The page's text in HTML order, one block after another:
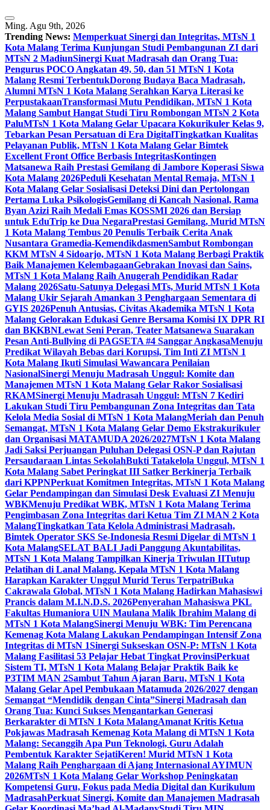
Ming. Agu 9th, 2026
Trending News: Memperkuat Sinergi dan Integritas, MTsN 1
Kota Malang Terima Kunjungan Studi Pembangunan ZI dari
MTsN 2 MadiunSinergi Kuat Madrasah dan Orang Tua:
Pengurus POCO Angkatan 49, 50, dan 51 MTsN 1 Kota
Malang Resmi TerbentukDorong Budaya Baca Madrasah,
Alumni MTsN 1 Kota Malang Serahkan Karya Literasi ke
PerpustakaanTransformasi Mutu Pendidikan, MTsN 1 Kota
Malang Sambut Hangat Studi Tiru Rombongan MTsN 2 Kota
PaluMTsN 1 Kota Malang Gelar Upacara Kokurikuler Kelas 9,
Tebarkan Pesan Persatuan di Era DigitalTingkatkan Kualitas
Pelayanan Publik, MTsN 1 Kota Malang Gelar Bimtek
Excellent Front Office Berbasis IntegritasKontingen
Matsanewa Raih Prestasi Gemilang di Jambore Koperasi Siswa
Kota Malang 2026Peduli Kesehatan Mental Remaja, MTsN 1
Kota Malang Gelar Sosialisasi Deteksi Dini dan Pertolongan
Pertama Luka PsikologisGemilang di Kancah Nasional, Rama
Byan Azizi Raih Medali Emas KOSSMI 2026 dan Bersiap
untuk EduTrip ke Dua NegaraPrestasi Gemilang, Murid MTsN
1 Kota Malang Tembus 20 Penulis Terbaik Cerita Anak
Nusantara Gramedia-KemendikdasmenSambut Rombongan
KKM MTsN 4 Sidoarjo, MTsN 1 Kota Malang Berbagi Praktik
Baik Manajemen KelembagaanGebrakan Inovasi dan Sains,
MTsN 1 Kota Malang Raih Anugerah Pendidikan Radar
Malang 2026Satu-Satunya Delegasi MTs, Murid MTsN 1 Kota
Malang Ukir Sejarah Amankan 3 Penghargaan Sementara di
GYIS 2026Penuh Antusias, Civitas Akademika MTsN 1 Kota
Malang Gelorakan Edukasi Genre Bersama Komisi IX DPR RI
dan BKKBNLewat Seni Peran, Teater Matsanewa Suarakan
Pesan Anti-Bullying di PAGSETA #4 Sanggar AngkasaMenuju
Predikat Wilayah Bebas dari Korupsi, Tim Inti ZI MTsN 1
Kota Malang Ikuti Simulasi Wawancara Penilaian
NasionalSinergi Menuju Madrasah Unggul: Komite dan
Manajemen MTsN 1 Kota Malang Gelar Rakor Sosialisasi
RKAMSinergi Menuju Madrasah Unggul: MTsN 7 Kediri
Lakukan Studi Tiru Pembangunan Zona Integritas dan Tata
Kelola Media Sosial di MTsN 1 Kota MalangMeriah dan Penuh
Semangat, MTsN 1 Kota Malang Gelar Demo Ekstrakurikuler
dan Organisasi MATAMUDA 2026/2027MTsN 1 Kota Malang
Jadi Saksi Perjuangan Puluhan Delegasi OSN-P dan Rajutan
Persaudaraan Lintas SekolahBukti Tatakelola Unggul, MTsN 1
Kota Malang Sabet Peringkat III Satker Berkinerja Terbaik
dari KPPNPerkuat Komitmen Integritas, MTsN 1 Kota Malang
Gelar Pendampingan dan Simulasi Desk Evaluasi ZI Menuju
WBKMenuju Predikat WBK, MTsN 1 Kota Malang Terima
Pengimbasan Zona Integritas dari Ketua Tim ZI MAN 2 Kota
MalangTingkatkan Tata Kelola Administrasi Madrasah,
Bimtek Operator SKS Se-Indonesia Resmi Digelar di MTsN 1
Kota MalangSELAT BALI Jadi Panggung Akuntabilitas,
MTsN 1 Kota Malang Tampilkan Kinerja Triwulan IITutup
Pelatihan di Lanal Malang, Kepala MTsN 1 Kota Malang
Harapkan Karakter Unggul Murid Terus TerpatriBuka
Cakrawala Global, MTsN 1 Kota Malang Hadirkan Mahasiswi
Prancis dalam M.I.N.D.S. 2026Penyerahan Mahasiswa PKL
Fakultas Humaniora UIN Maulana Malik Ibrahim Malang di
MTsN 1 Kota MalangSinergi Menuju WBK: Tim Perencana
Kemenag Kota Malang Lakukan Pendampingan Intensif Zona
Integritas di MTsN 1Sinergi Sukseskan OSN-P: MTsN 1 Kota
Malang Fasilitasi 53 Pelajar Hebat Tingkat ProvinsiPerkuat
Sistem TI, MTsN 1 Kota Malang Belajar Praktik Baik ke
P3TIM MAN 2Sambut Tahun Ajaran Baru, MTsN 1 Kota
Malang Gelar Apel Pembukaan Matamuda 2026/2027 dengan
Semangat “Mendidik dengan Cinta”Sinergi Madrasah dan
Orang Tua: Kunci Sukses Mengantarkan Generasi
Berkarakter di MTsN 1 Kota MalangAmanat Kritis Ketua
Pokjawas Madrasah Kemenag Kota Malang di MTsN 1 Kota
Malang: Secanggih Apa Pun Teknologi, Guru Adalah
Pembentuk Karakter SejatiKeren! Murid MTsN 1 Kota
Malang Raih Penghargaan di Ajang Internasional AYIMUN
2026MTsN 1 Kota Malang Gelar Workshop Peningkatan
Kompetensi Guru, Fokus pada Media Digital dan Kurikulum
MadrasahPerkuat Sinergi, Komite dan Manajemen Madrasah